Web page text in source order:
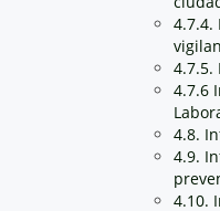
4.7.4.
4.7.5.
4.7.6
4.8.
4.9.
4.10.